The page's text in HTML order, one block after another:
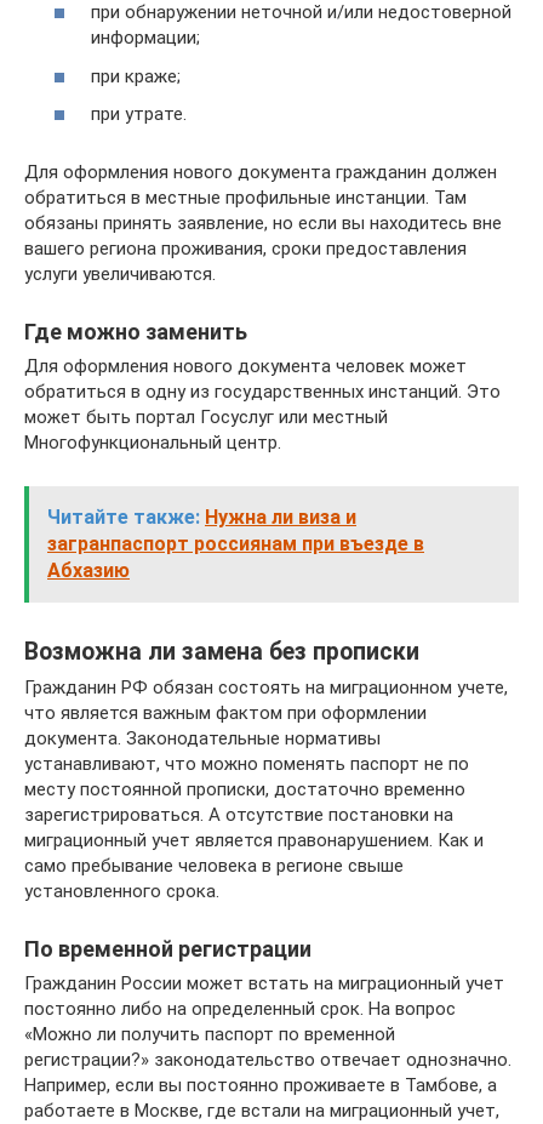
при обнаружении неточной и/или недостоверной
информации;
при краже;
при утрате.
Для оформления нового документа гражданин должен
обратиться в местные профильные инстанции. Там
обязаны принять заявление, но если вы находитесь вне
вашего региона проживания, сроки предоставления
услуги увеличиваются.
Где можно заменить
Для оформления нового документа человек может
обратиться в одну из государственных инстанций. Это
может быть портал Госуслуг или местный
Многофункциональный центр.
Читайте также: Нужна ли виза и
загранпаспорт россиянам при въезде в
Абхазию
Возможна ли замена без прописки
Гражданин РФ обязан состоять на миграционном учете,
что является важным фактом при оформлении
документа. Законодательные нормативы
устанавливают, что можно поменять паспорт не по
месту постоянной прописки, достаточно временно
зарегистрироваться. А отсутствие постановки на
миграционный учет является правонарушением. Как и
само пребывание человека в регионе свыше
установленного срока.
По временной регистрации
Гражданин России может встать на миграционный учет
постоянно либо на определенный срок. На вопрос
«Можно ли получить паспорт по временной
регистрации?» законодательство отвечает однозначно.
Например, если вы постоянно проживаете в Тамбове, а
работаете в Москве, где встали на миграционный учет,